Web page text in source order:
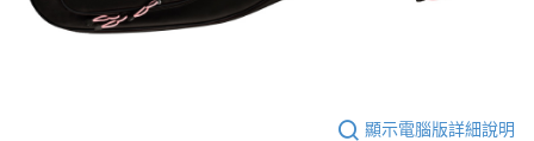
顯示電腦版詳細說明